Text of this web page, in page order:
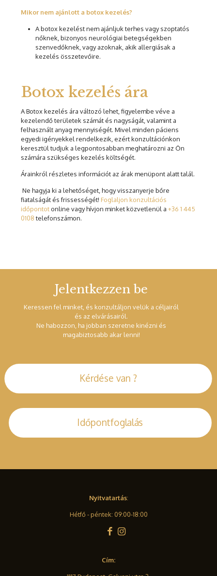
Mikor nem ajánlott a botox kezelés?
A botox kezelést nem ajánljuk terhes vagy szoptatós
nőknek, bizonyos neurológiai betegségekben
szenvedőknek, vagy azoknak, akik allergiásak a
kezelés összetevőire.
Botox kezelés ára
A Botox kezelés ára változó lehet, figyelembe véve a
kezelendő területek számát és nagyságát, valamint a
felhasznált anyag mennyiségét. Mivel minden páciens
egyedi igényekkel rendelkezik, ezért konzultációnkon
keresztül tudjuk a legpontosabban meghatározni az Ön
számára szükséges kezelés költségét.
Árainkról részletes információt az árak menüpont alatt talál.
Ne hagyja ki a lehetőséget, hogy visszanyerje bőre
fiatalságát és frissességét! Foglaljon konzultációs
időpontotonline vagy hívjon minket közvetlenül a +36 1 445
0108telefonszámon.
Jelentkezzen be
Keressen fel minket, és konzultáljon velük a céljairól
és az elvárásairól.
Ne habozzon, ha jobban szeretne kinézni és
magabiztosabb akar lenni!
Kérdése van ?
Időpontfoglalás
Nyitvatartás:
Hétfő - péntek: 09:00-18:00
Cím: